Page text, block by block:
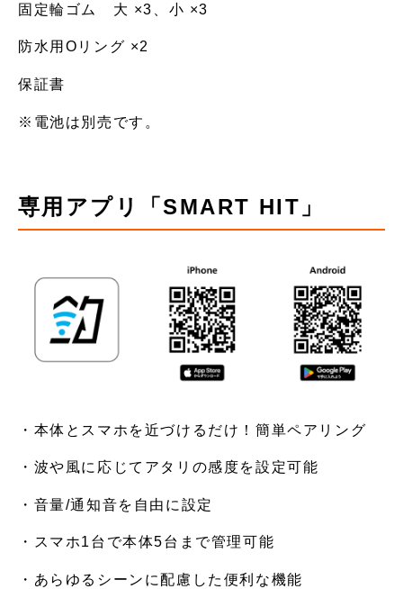
固定輪ゴム 大 ×3、小 ×3
防水用Oリング ×2
保証書
※電池は別売です。
専用アプリ「SMART HIT」
・本体とスマホを近づけるだけ！簡単ペアリング
・波や風に応じてアタリの感度を設定可能
・音量/通知音を自由に設定
・スマホ1台で本体5台まで管理可能
・あらゆるシーンに配慮した便利な機能